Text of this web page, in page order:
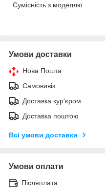
Сумісність з моделлю
Умови доставки
Нова Пошта
Самовивіз
Доставка кур'єром
Доставка поштою
Всі умови доставки
Умови оплати
Післяплата